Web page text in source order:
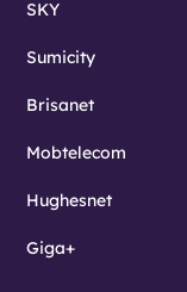
SKY
Sumicity
Brisanet
Mobtelecom
Hughesnet
Giga+